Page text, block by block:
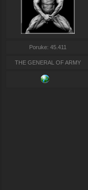
Poruke: 45.411
THE GENERAL OF ARMY